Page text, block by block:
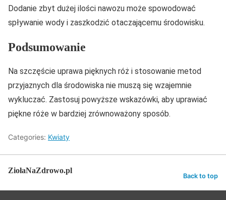
Dodanie zbyt dużej ilości nawozu może spowodować
spływanie wody i zaszkodzić otaczającemu środowisku.
Podsumowanie
Na szczęście uprawa pięknych róż i stosowanie metod
przyjaznych dla środowiska nie muszą się wzajemnie
wykluczać. Zastosuj powyższe wskazówki, aby uprawiać
piękne róże w bardziej zrównoważony sposób.
Categories: Kwiaty
ZiołaNaZdrowo.pl
Back to top